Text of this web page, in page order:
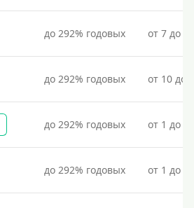
до 292% годовых от 7 до
до 292% годовых от 10 до
до 292% годовых от 1 до
до 292% годовых от 1 до